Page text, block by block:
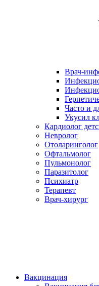
Врач-
Часто и
Укусил
Кардиолог
Невролог
Отоларинголог
Офтальмолог
Пульмонолог
Паразитолог
Психиатр
Терапевт
Врач-хирург
Вакцинация